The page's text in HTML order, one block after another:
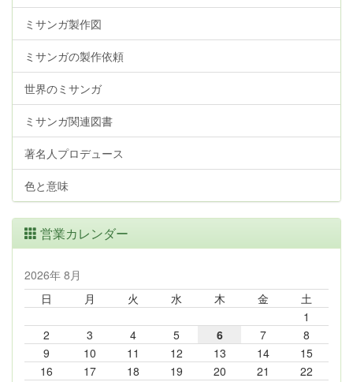
ミサンガ製作図
ミサンガの製作依頼
世界のミサンガ
ミサンガ関連図書
著名人プロデュース
色と意味
営業カレンダー
2026年 8月
日
月 火 水 木 金
土
1
2
3 4 5 6 7
8
9
10 11 12 13 14
15
16
17 18 19 20 21
22